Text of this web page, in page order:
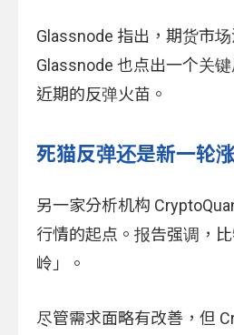
Glassnode 指出，期货市
Glassnode 也点出一个关
近期的反弹火苗。
死猫反弹还是新一轮
另一家分析机构
行情的起点。报告强调，
岭」。
尽管需求面略有改善，但